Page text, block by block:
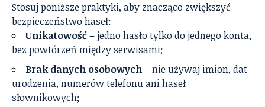
Stosuj poniższe praktyki, aby znacząco zwiększyć
bezpieczeństwo haseł:
Unikatowość– jedno hasło tylko do jednego konta,
bez powtórzeń między serwisami;
Brak danych osobowych– nie używaj imion, dat
urodzenia, numerów telefonu ani haseł
słownikowych;